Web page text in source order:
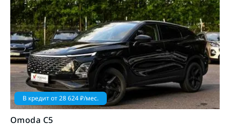
В кредит от28 624₽/мес.
Omoda C5